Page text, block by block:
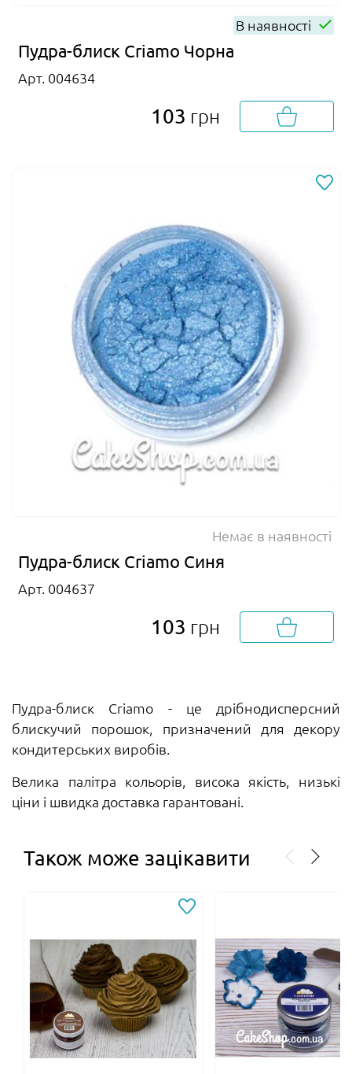
В наявності
Пудра-блиск Criamo Чорна
Арт. 004634
103 грн
Немає в наявності
Пудра-блиск Criamo Синя
Арт. 004637
103 грн
Пудра-блиск Criamo - це дрібнодисперсний
блискучий порошок, призначений для декору
кондитерських виробів.
Велика палітра кольорів, висока якість, низькі
ціни і швидка доставка гарантовані.
Також може зацікавити